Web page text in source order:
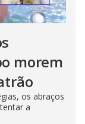
morem
os abraços
a